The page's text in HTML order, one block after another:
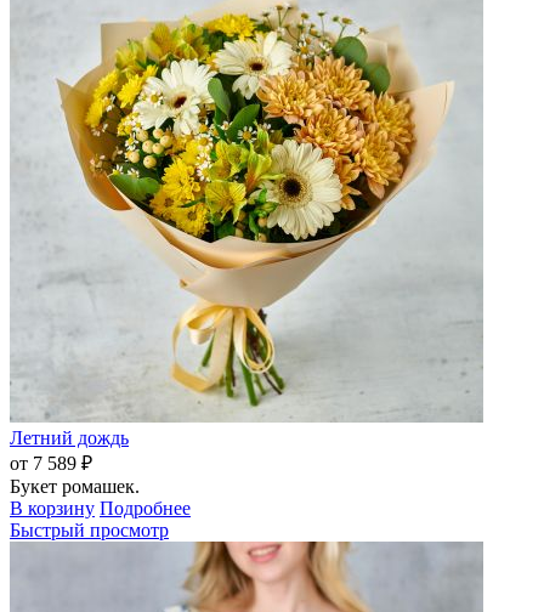
Летний дождь
от 7 589 ₽
Букет ромашек.
В корзину Подробнее
Быстрый просмотр